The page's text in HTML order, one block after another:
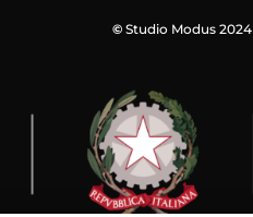
© Studio Modus 2024